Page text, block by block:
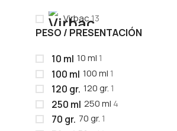
Virbac13
PESO / PRESENTACIÓN
10 ml 10 ml 1
100 ml 100 ml 1
120 gr. 120 gr. 1
250 ml 250 ml 4
70 gr. 70 gr. 1